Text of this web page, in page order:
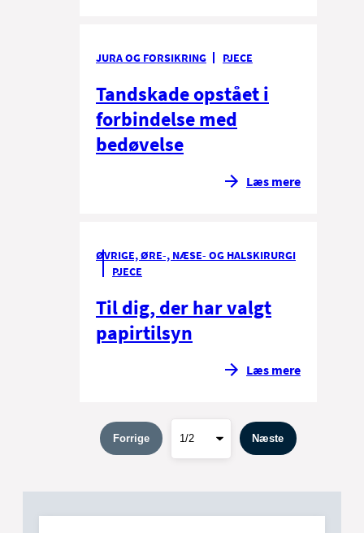
JURA OG FORSIKRING PJECE
Tandskade opstået i
forbindelse med
bedøvelse
Læs mere
ØVRIGE, ØRE-, NÆSE- OG HALSKIRURGI
PJECE
Til dig, der har valgt
papirtilsyn
Læs mere
Forrige Næste